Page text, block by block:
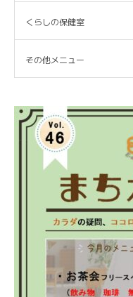
くらしの保健室
その他メニュー